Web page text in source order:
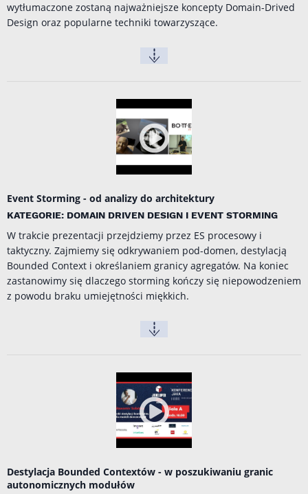
wytłumaczone zostaną najważniejsze koncepty Domain-Drived
Design oraz popularne techniki towarzyszące.
Event Storming - od analizy do architektury
KATEGORIE: DOMAIN DRIVEN DESIGN I EVENT STORMING
W trakcie prezentacji przejdziemy przez ES procesowy i
taktyczny. Zajmiemy się odkrywaniem pod-domen, destylacją
Bounded Context i określaniem granicy agregatów. Na koniec
zastanowimy się dlaczego storming kończy się niepowodzeniem
z powodu braku umiejętności miękkich.
Destylacja Bounded Contextów - w poszukiwaniu granic
autonomicznych modułów